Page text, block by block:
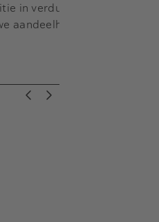
in verduurzamingsopgave
aandeelhouder.